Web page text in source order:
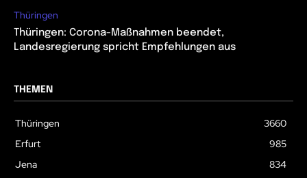
Thüringen
Thüringen: Corona-Maßnahmen beendet,
Landesregierung spricht Empfehlungen aus
THEMEN
Thüringen
3660
Erfurt
985
Jena
834